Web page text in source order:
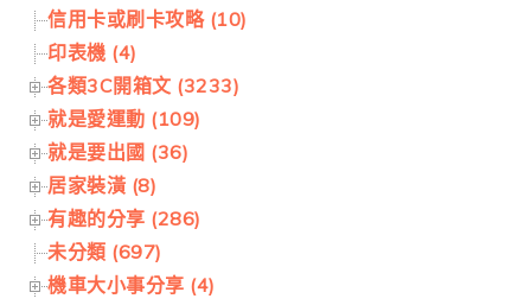
信用卡或刷卡攻略 (10)
印表機 (4)
各類3C開箱文 (3233)
就是愛運動 (109)
就是要出國 (36)
居家裝潢 (8)
有趣的分享 (286)
未分類 (697)
機車大小事分享 (4)